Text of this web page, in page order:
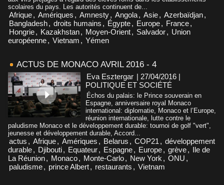
scolaires du pays. Les autorités continuent de...
Afrique, Amériques , Amnesty, Angola, Asie, Azerbaïdjan,
Bangladesh, droits humains , Égypte, Europe, France,
Hongrie, Kazakhstan, Moyen-Orient, Salvador, Union
européenne, Vietnam , Yémen
ACTUS DE MONACO AVRIL 2016 - 4
Eva Esztergar | 27/04/2016 |
POLITIQUE ET SOCIÉTÉ
Échos du palais: le Prince souverain en
Espagne, anniversaire royal Monaco
international: diplomatie, Monaco et l’Europe,
réunion internationale, lutte contre le
paludisme Monaco et le développement durable: tournoi de golf "vert",
jeunesse et développement durable, Accord...
actus , Afrique, Amériques , Belarus , COP21 , développement
durable, Djibouti, Equateur, Espagne, Europe, grève, Ile de
La Réunion, Monaco, Monte-Carlo, New York , ONU ,
paludisme, prince Albert, restaurants , Vietnam